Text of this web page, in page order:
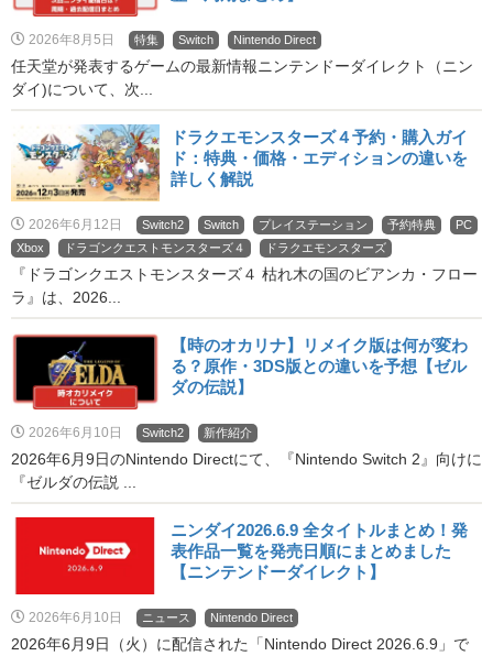
2026年8月5日 特集 Switch Nintendo Direct
任天堂が発表するゲームの最新情報ニンテンドーダイレクト（ニン
ダイ)について、次...
ドラクエモンスターズ４予約・購入ガイ
ド：特典・価格・エディションの違いを
詳しく解説
2026年6月12日 Switch2 Switch プレイステーション 予約特典
PC
Xbox
ドラゴンクエストモンスターズ４ ドラクエモンスターズ
『ドラゴンクエストモンスターズ４ 枯れ木の国のビアンカ・フロー
ラ』は、2026...
【時のオカリナ】リメイク版は何が変わ
る？原作・3DS版との違いを予想【ゼル
ダの伝説】
2026年6月10日 Switch2 新作紹介
2026年6月9日のNintendo Directにて、『Nintendo Switch 2』向けに
『ゼルダの伝説 ...
ニンダイ2026.6.9 全タイトルまとめ！発
表作品一覧を発売日順にまとめました
【ニンテンドーダイレクト】
2026年6月10日 ニュース Nintendo Direct
2026年6月9日（火）に配信された「Nintendo Direct 2026.6.9」で